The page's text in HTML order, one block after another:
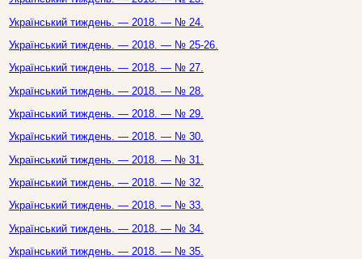
Український тиждень. — 2018. — № 24.
Український тиждень. — 2018. — № 25-26.
Український тиждень. — 2018. — № 27.
Український тиждень. — 2018. — № 28.
Український тиждень. — 2018. — № 29.
Український тиждень. — 2018. — № 30.
Український тиждень. — 2018. — № 31.
Український тиждень. — 2018. — № 32.
Український тиждень. — 2018. — № 33.
Український тиждень. — 2018. — № 34.
Український тиждень. — 2018. — № 35.